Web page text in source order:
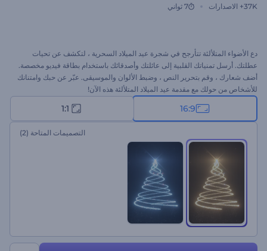
37K+ الاصدارات 7 ثواني
دع الأضواء المتلألئة تتأرجح في شجرة عيد الميلاد السحرية ، لتكشف عن تحيات
عطلتك. أرسل تمنياتك القلبية إلى عائلتك وأصدقائك باستخدام بطاقة فيديو مخصصة.
أضف شعارك ، وقم بتحرير النص ، وضبط الألوان والموسيقى. عبّر عن حبك وامتنانك
للأشخاص من حولك مع مقدمة عيد الميلاد المتلألئة هذه الآن!
16:9
1:1
التصميمات المتاحة (2)